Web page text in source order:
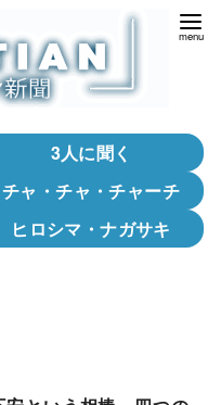
3人に聞く
チャ・チャ・チャーチ
ヒロシマ・ナガサキ